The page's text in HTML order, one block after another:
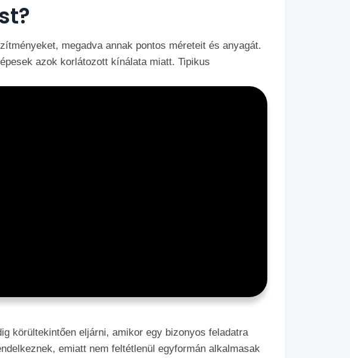
megadva annak pontos méreteit és anyagát.
azok korlátozott kínálata miatt. Tipikus
körültekintően eljárni, amikor egy bizonyos feladatra
emiatt nem feltétlenül egyformán alkalmasak